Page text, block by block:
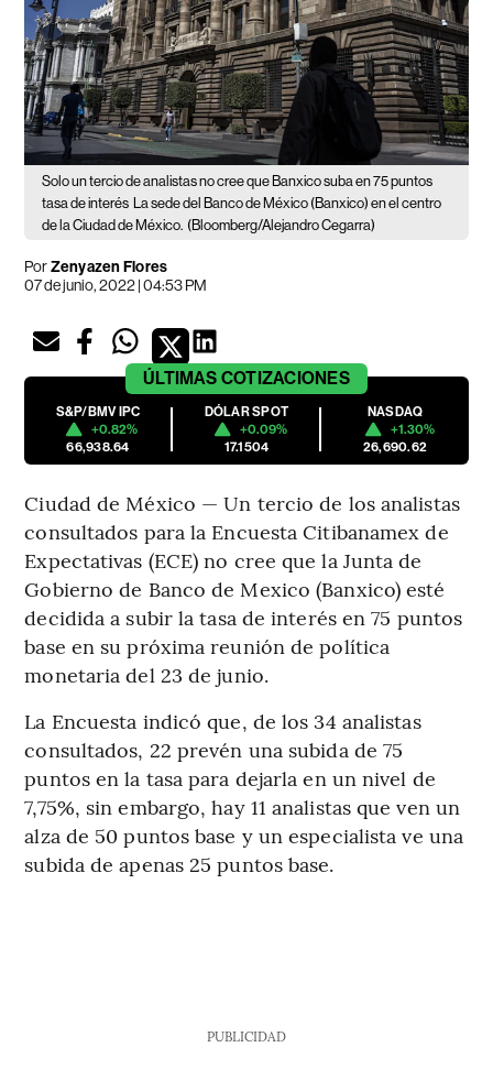
Solo un tercio de analistas no cree que Banxico suba en 75 puntos
tasa de interés
La sede del Banco de México (Banxico) en el centro
de la Ciudad de México. (Bloomberg/Alejandro Cegarra)
PorZenyazen Flores
07 de junio, 2022 | 04:53 PM
ÚLTIMAS COTIZACIONES
S&P/BMV IPC
+0.82%
66,938.64
DÓLAR SPOT
+0.09%
17.1504
NASDAQ
+1.30%
26,690.62
Ciudad de México — Un tercio de los analistas
consultados para la Encuesta Citibanamex de
Expectativas (ECE) no cree que la Junta de
Gobierno de Banco de Mexico (Banxico) esté
decidida a subir la tasa de interés en 75 puntos
base en su próxima reunión de política
monetaria del 23 de junio.
La Encuesta indicó que, de los 34 analistas
consultados, 22 prevén una subida de 75
puntos en la tasa para dejarla en un nivel de
7,75%, sin embargo, hay 11 analistas que ven un
alza de 50 puntos base y un especialista ve una
subida de apenas 25 puntos base.
PUBLICIDAD